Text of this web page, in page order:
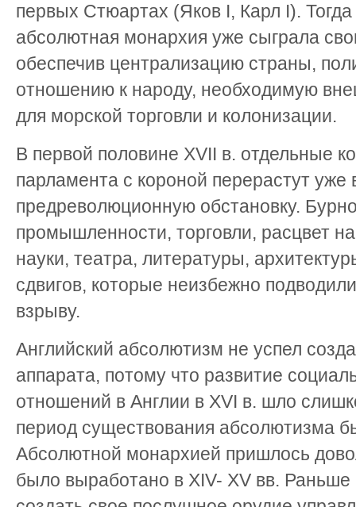
первых Стюартах (Яков I, Карл I). Тогда
абсолютная монархия уже сыграла
обеспечив централизацию страны,
отношению к народу, необходимую
для морской торговли и колонизации.
В первой половине XVII в. отдельные
парламента с короной перерастут уже
предреволюционную обстановку.
промышленности, торговли, расцвет
науки, театра, литературы,
сдвигов, которые неизбежно
взрыву.
Английский абсолютизм не успел
аппарата, потому что развитие
отношений в Англии в XVI в. шло
период существования абсолютизма
Абсолютной монархией пришлось
было выработано в XIV- XV вв.